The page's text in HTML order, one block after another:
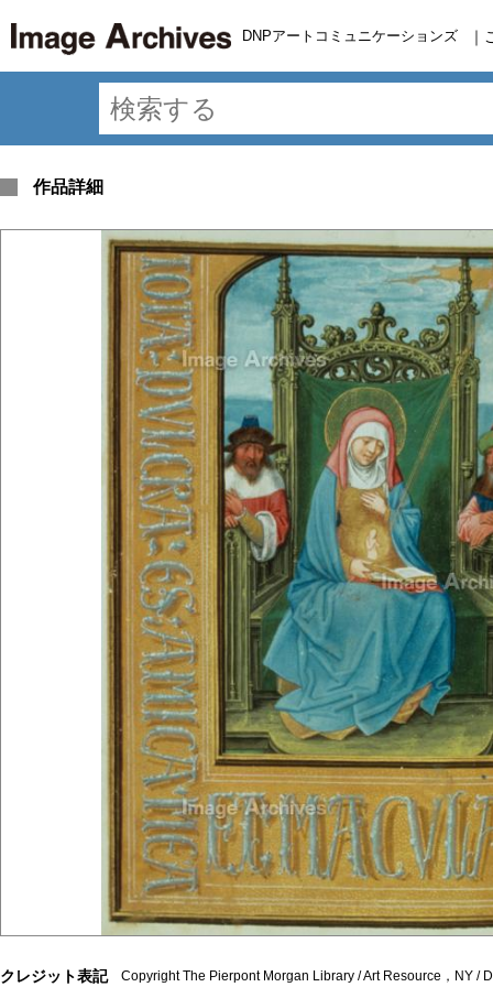
DNPアートコミュニケーションズ ｜
作品詳細
クレジット表記 Copyright The Pierpont Morgan Library / Art Resource，NY /